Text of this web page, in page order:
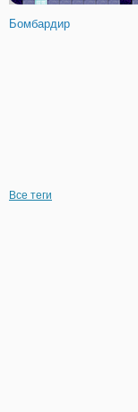
Бомбардир
Все теги